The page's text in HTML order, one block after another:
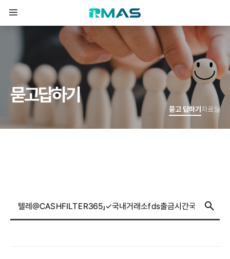
묻고답하기
묻고 답하기 자료실